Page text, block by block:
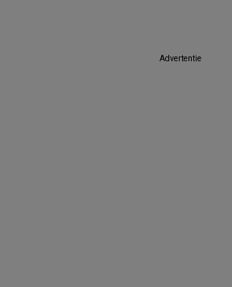
Advertentie